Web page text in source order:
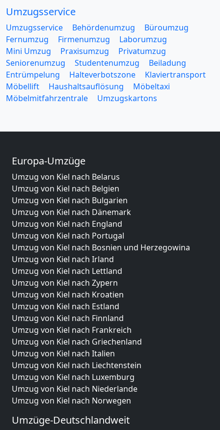
Umzugsservice
Umzugsservice Behördenumzug
Büroumzug
Fernumzug
Firmenumzug
Laborumzug
Mini Umzug
Praxisumzug
Privatumzug
Seniorenumzug
Studentenumzug
Beiladung
Entrümpelung
Halteverbotszone
Klaviertransport
Möbellift
Haushaltsauflösung
Möbeltaxi
Möbelmitfahrzentrale
Umzugskartons
Europa-Umzüge
Umzug von Kiel nach Belarus
Umzug von Kiel nach Belgien
Umzug von Kiel nach Bulgarien
Umzug von Kiel nach Dänemark
Umzug von Kiel nach England
Umzug von Kiel nach Portugal
Umzug von Kiel nach Bosnien und Herzegowina
Umzug von Kiel nach Irland
Umzug von Kiel nach Lettland
Umzug von Kiel nach Zypern
Umzug von Kiel nach Kroatien
Umzug von Kiel nach Estland
Umzug von Kiel nach Finnland
Umzug von Kiel nach Frankreich
Umzug von Kiel nach Griechenland
Umzug von Kiel nach Italien
Umzug von Kiel nach Liechtenstein
Umzug von Kiel nach Luxemburg
Umzug von Kiel nach Niederlande
Umzug von Kiel nach Norwegen
Umzüge-Deutschlandweit